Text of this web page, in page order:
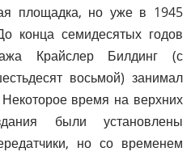
площадка, но уже в 1945
конца семидесятых годов
Крайслер Билдинг (с
восьмой) занимал
время на верхних
были установлены
но со временем